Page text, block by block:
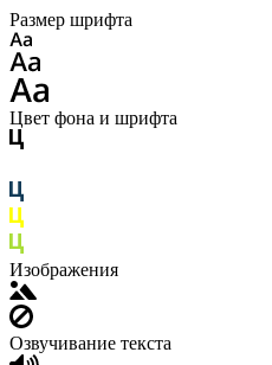
Размер шрифта
Цвет фона и шрифта
Изображения
Озвучивание текста